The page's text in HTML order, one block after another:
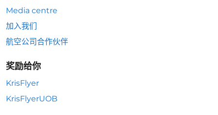
Media centre
加入我们
航空公司合作伙伴
奖励给你
KrisFlyer
KrisFlyerUOB